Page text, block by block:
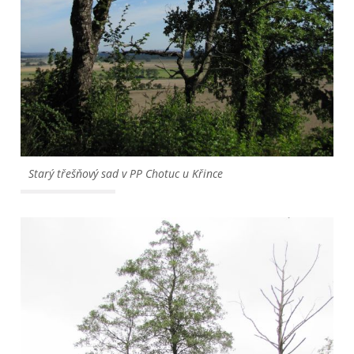
Starý třešňový sad v PP Chotuc u Křince